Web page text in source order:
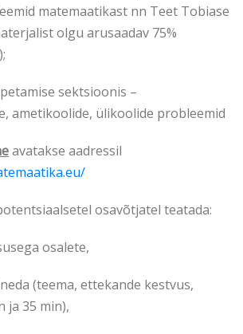
matemaatikast nn Teet Tobiase
olgu arusaadav 75%
sektsioonis –
ametikoolide, ülikoolide probleemid
avatakse aadressil
osavõtjatel teatada:
osalete,
(teema, ettekande kestvus,
ja 35 min),